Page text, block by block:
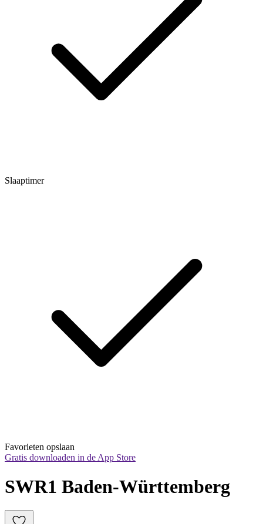
Slaaptimer
Favorieten opslaan
Gratis downloaden in de App Store
SWR1 Baden-Württemberg